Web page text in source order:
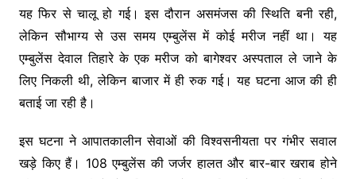
यह फिर से चालू हो गई। इस दौरान असमंजस की स्थिति बनी रही,
लेकिन सौभाग्य से उस समय एम्बुलेंस में कोई मरीज नहीं था। यह
एम्बुलेंस देवाल तिहारे के एक मरीज को बागेश्वर अस्पताल ले जाने के
लिए निकली थी, लेकिन बाजार में ही रुक गई। यह घटना आज की ही
बताई जा रही है।
इस घटना ने आपातकालीन सेवाओं की विश्वसनीयता पर गंभीर सवाल
खड़े किए हैं। 108 एम्बुलेंस की जर्जर हालत और बार-बार खराब होने